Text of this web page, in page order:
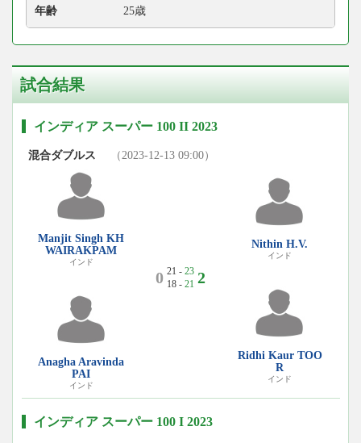
年齢 25歳
試合結果
インディア スーパー 100 II 2023
混合ダブルス （2023-12-13 09:00）
Manjit Singh KH
WAIRAKPAM
インド
Anagha Aravinda
PAI
インド
0 21 - 23
18 - 21 2
Nithin H.V.
インド
Ridhi Kaur TOO
R
インド
インディア スーパー 100 I 2023